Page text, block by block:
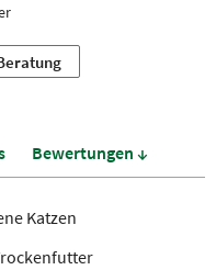
Bewer­tungen ↓
Katzen